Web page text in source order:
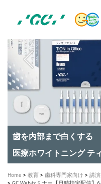
content
M
A healthy smile greatly
新発売 エバーエック
製品の詳細情報はこちら
「セラスマート テクノ
「イニシャル LiSi（リ
ク」公開
歯を内部まで白くする
医療ホワイトニング テ
新製品 イオム ナゴミ
専用サイトはこちら
新製品バキュクレーブ
製品の詳細情報はこちら
インプラント Aadva®
ショートインプラント
GCグループ企業
Home 教育 歯科専門家向け
講